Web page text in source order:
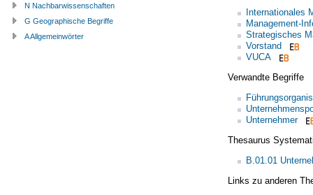
Internationales
Management-
Strategisches
Vorstand
VUCA
Verwandte Begriffe
Unternehmer
Thesaurus
B.01.01
Links zu anderen
N Nachbarwissenschaften
G Geographische Begriffe
A Allgemeinwörter